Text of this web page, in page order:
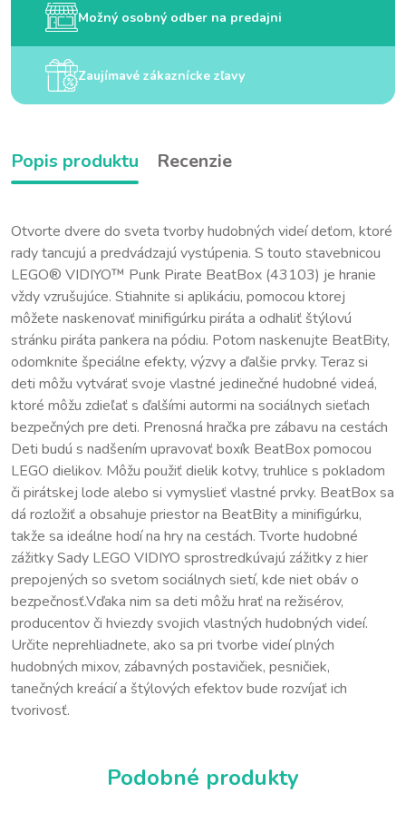
Možný osobný odber na predajni
Zaujímavé zákaznícke zľavy
Popis produktu Recenzie
Otvorte dvere do sveta tvorby hudobných videí deťom, ktoré
rady tancujú a predvádzajú vystúpenia. S touto stavebnicou
LEGO® VIDIYO™ Punk Pirate BeatBox (43103) je hranie
vždy vzrušujúce. Stiahnite si aplikáciu, pomocou ktorej
môžete naskenovať minifigúrku piráta a odhaliť štýlovú
stránku piráta pankera na pódiu. Potom naskenujte BeatBity,
odomknite špeciálne efekty, výzvy a ďalšie prvky. Teraz si
deti môžu vytvárať svoje vlastné jedinečné hudobné videá,
ktoré môžu zdieľať s ďalšími autormi na sociálnych sieťach
bezpečných pre deti. Prenosná hračka pre zábavu na cestách
Deti budú s nadšením upravovať boxík BeatBox pomocou
LEGO dielikov. Môžu použiť dielik kotvy, truhlice s pokladom
či pirátskej lode alebo si vymyslieť vlastné prvky. BeatBox sa
dá rozložiť a obsahuje priestor na BeatBity a minifigúrku,
takže sa ideálne hodí na hry na cestách. Tvorte hudobné
zážitky Sady LEGO VIDIYO sprostredkúvajú zážitky z hier
prepojených so svetom sociálnych sietí, kde niet obáv o
bezpečnosť.Vďaka nim sa deti môžu hrať na režisérov,
producentov či hviezdy svojich vlastných hudobných videí.
Určite neprehliadnete, ako sa pri tvorbe videí plných
hudobných mixov, zábavných postavičiek, pesničiek,
tanečných kreácií a štýlových efektov bude rozvíjať ich
tvorivosť.
Podobné produkty